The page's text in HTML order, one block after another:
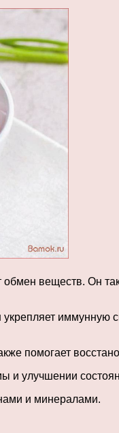
веществ. Он
иммунную
помогает
и улучшении
и минералами.